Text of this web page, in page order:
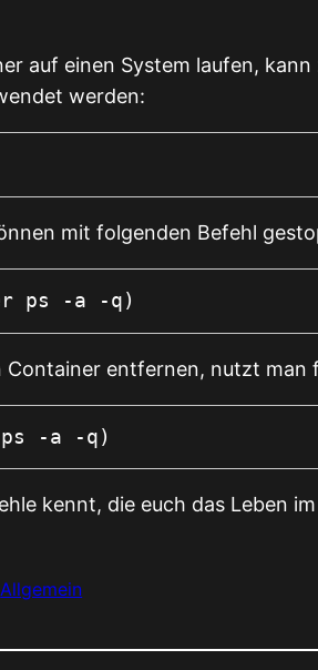
auf einen System laufen,
werden:
mit folgenden Befehl
ps -a -q)
Container entfernen, nutzt man
ps -a -q)
kennt, die euch das Leben
Allgemein